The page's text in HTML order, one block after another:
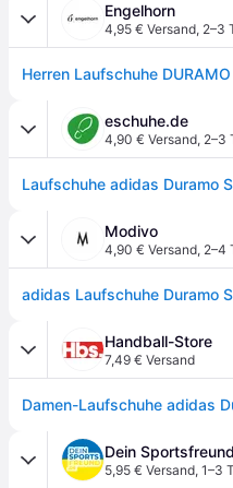
Engelhorn
4,95 € Versand, 2–3
Herren Laufschuhe
eschuhe.de
4,90 € Versand, 2–3
Laufschuhe adidas Duramo
Modivo
4,90 € Versand, 2–4
adidas Laufschuhe Duramo
Handball-Store
7,49 € Versand
Damen-Laufschuhe adidas
Dein Sportsfreund
5,95 € Versand, 1–3